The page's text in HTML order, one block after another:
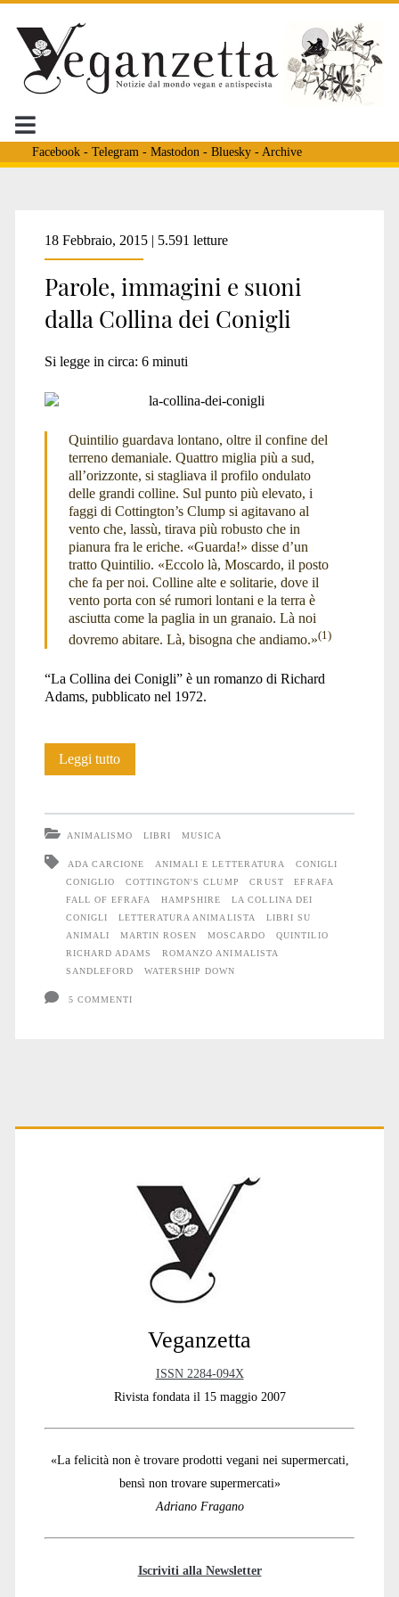
Facebook- Telegram - Mastodon - Bluesky- Archive
Tag:
<span>Fall
Efrafa</span>
18 Febbraio, 2015 | 5.591 letture
Parole, immagini e suoni
dalla Collina dei Conigli
Si legge in circa: 6 minuti
Quintilio guardava lontano, oltre il confine del
terreno demaniale. Quattro miglia più a sud,
all’orizzonte, si stagliava il profilo ondulato
delle grandi colline. Sul punto più elevato, i
faggi di Cottington’s Clump si agitavano al
vento che, lassù, tirava più robusto che in
pianura fra le eriche. «Guarda!» disse d’un
tratto Quintilio. «Eccolo là, Moscardo, il posto
che fa per noi. Colline alte e solitarie, dove il
vento porta con sé rumori lontani e la terra è
asciutta come la paglia in un granaio. Là noi
dovremo abitare. Là, bisogna che andiamo.»(1)
“La Collina dei Conigli” è un romanzo di Richard
Adams, pubblicato nel 1972.
Leggi tuttoParole,
dalla
Collina
dei
ANIMALISMO LIBRI MUSICA
ADA CARCIONE ANIMALI E LETTERATURA
CONIGLI
CONIGLIO
COTTINGTON'S CLUMP CRUST
EFRAFA
FALL OF EFRAFA
HAMPSHIRE
LA COLLINA DEI
CONIGLI
LETTERATURA ANIMALISTA
LIBRI SU
ANIMALI
MARTIN ROSEN MOSCARDO
QUINTILIO
RICHARD ADAMS
ROMANZO ANIMALISTA
SANDLEFORD
WATERSHIP DOWN
5 COMMENTI
Primary
Veganzetta
ISSN 2284-094X
Rivista fondata il 15 maggio 2007
«La felicità non è trovare prodotti vegani nei supermercati,
bensì non trovare supermercati»
Adriano Fragano
Iscriviti alla Newsletter